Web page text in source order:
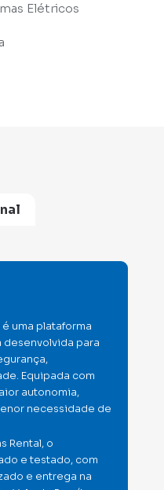
Elétricos
uma plataforma
para
Equipada com
autonomia,
necessidade de
Rental, o
e testado, com
e entrega na